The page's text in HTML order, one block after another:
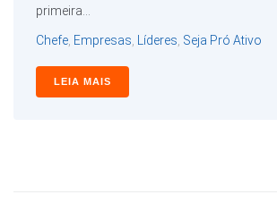
primeira...
Chefe Empresas Líderes Seja Pró Ativo
LEIA MAIS